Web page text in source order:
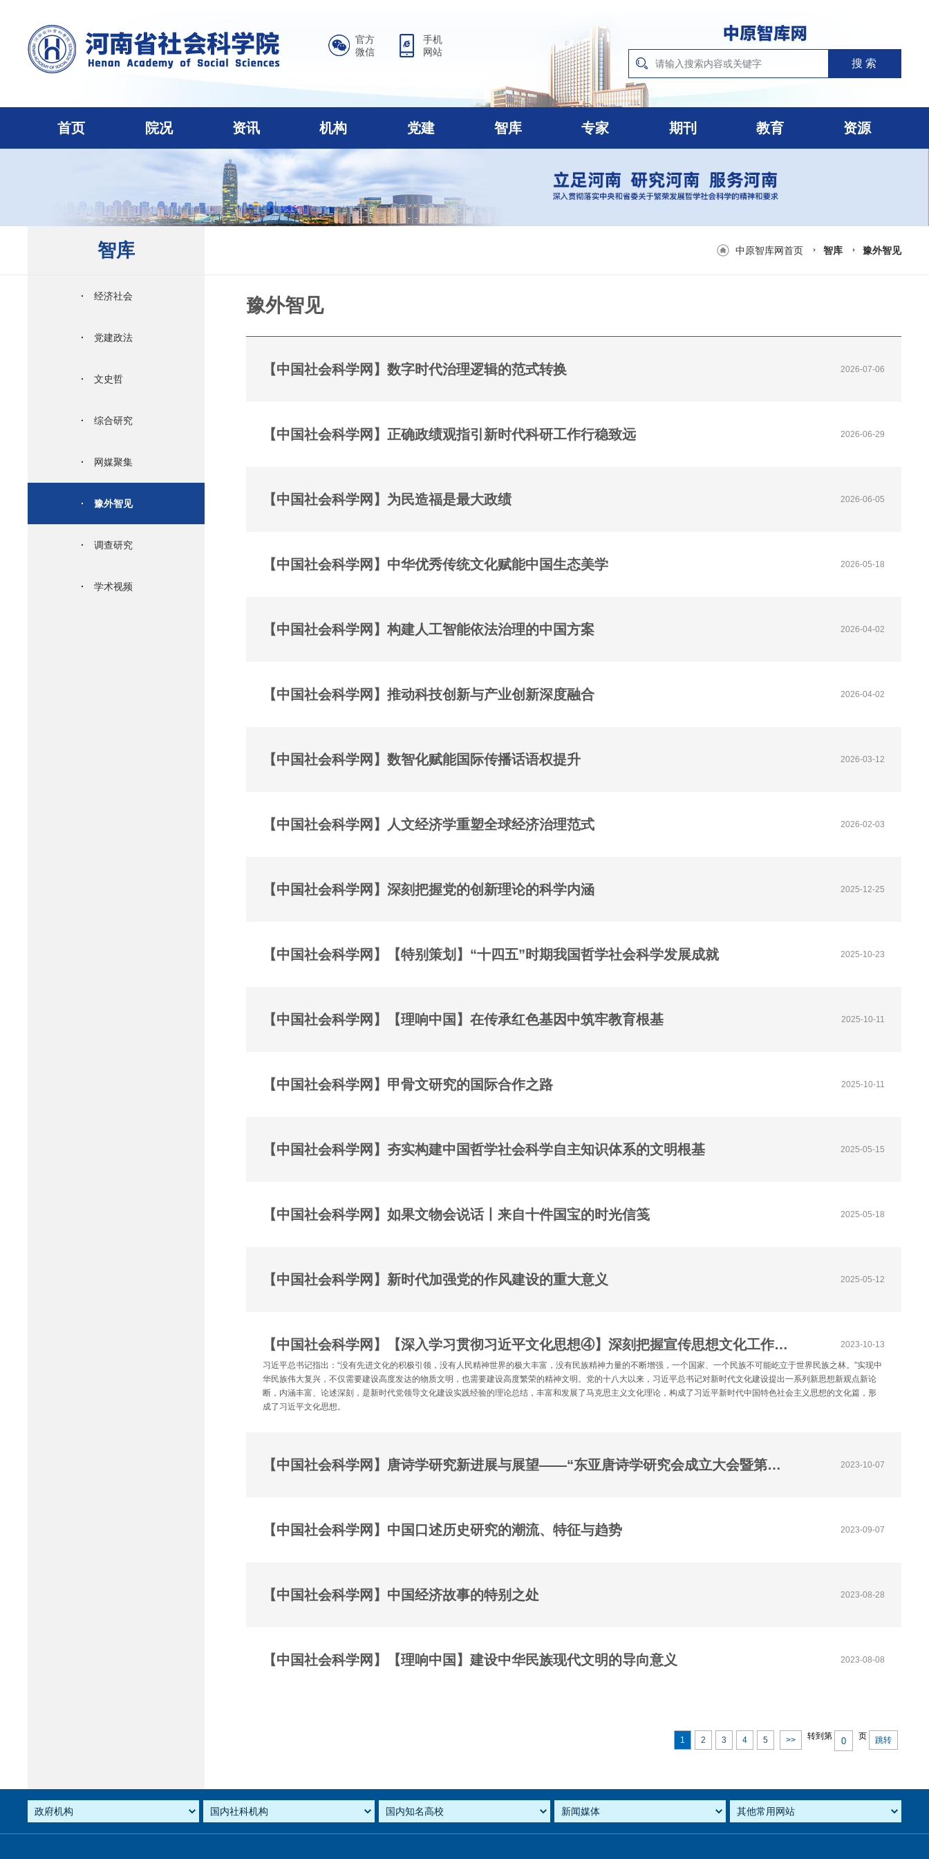
官方
微信
手机
网站
首页 院况 资讯 机构 党建 智库 专家 期刊 教育 资源
智库 中原智库网首页 智库 豫外智见
· 经济社会
· 党建政法
· 文史哲
· 综合研究
· 网媒聚集
· 豫外智见
· 调查研究
· 学术视频
豫外智见
【中国社会科学网】数字时代治理逻辑的范式转换 2026-07-06
【中国社会科学网】正确政绩观指引新时代科研工作行稳致远 2026-06-29
【中国社会科学网】为民造福是最大政绩 2026-06-05
【中国社会科学网】中华优秀传统文化赋能中国生态美学 2026-05-18
【中国社会科学网】构建人工智能依法治理的中国方案 2026-04-02
【中国社会科学网】推动科技创新与产业创新深度融合 2026-04-02
【中国社会科学网】数智化赋能国际传播话语权提升 2026-03-12
【中国社会科学网】人文经济学重塑全球经济治理范式 2026-02-03
【中国社会科学网】深刻把握党的创新理论的科学内涵 2025-12-25
【中国社会科学网】【特别策划】“十四五”时期我国哲学社会科学发展成就 2025-10-23
【中国社会科学网】【理响中国】在传承红色基因中筑牢教育根基 2025-10-11
【中国社会科学网】甲骨文研究的国际合作之路 2025-10-11
【中国社会科学网】夯实构建中国哲学社会科学自主知识体系的文明根基 2025-05-15
【中国社会科学网】如果文物会说话丨来自十件国宝的时光信笺 2025-05-18
【中国社会科学网】新时代加强党的作风建设的重大意义 2025-05-12
【中国社会科学网】【深入学习贯彻习近平文化思想④】深刻把握宣传思想文化工作使命任务的时代意涵 2023-10-13
习近平总书记指出：“没有先进文化的积极引领，没有人民精神世界的极大丰富，没有民族精神力量的不断增强，一个国家、一个民族不可能屹立于世界民族之林。”实现中
华民族伟大复兴，不仅需要建设高度发达的物质文明，也需要建设高度繁荣的精神文明。党的十八大以来，习近平总书记对新时代文化建设提出一系列新思想新观点新论
断，内涵丰富、论述深刻，是新时代党领导文化建设实践经验的理论总结，丰富和发展了马克思主义文化理论，构成了习近平新时代中国特色社会主义思想的文化篇，形
成了习近平文化思想。
【中国社会科学网】唐诗学研究新进展与展望——“东亚唐诗学研究会成立大会暨第二届东亚唐诗学国际学术研讨会”在上海师范大学举行 2023-10-07
【中国社会科学网】中国口述历史研究的潮流、特征与趋势 2023-09-07
【中国社会科学网】中国经济故事的特别之处 2023-08-28
【中国社会科学网】【理响中国】建设中华民族现代文明的导向意义 2023-08-08
1 2 3 4 5 >> 转到第 页 跳转